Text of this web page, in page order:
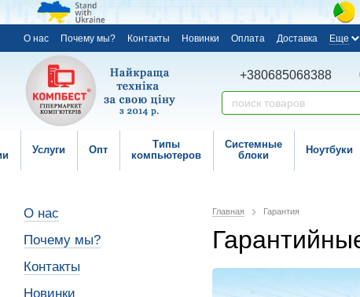
О нас Почему мы? Контакты Новинки Оплата Доставка Еще
+380685068388
Услуги Опт
Типы
компьютеров
Системные
блоки
Ноутбуки
Главная Гарантия
О нас
Почему мы?
Контакты
Новинки